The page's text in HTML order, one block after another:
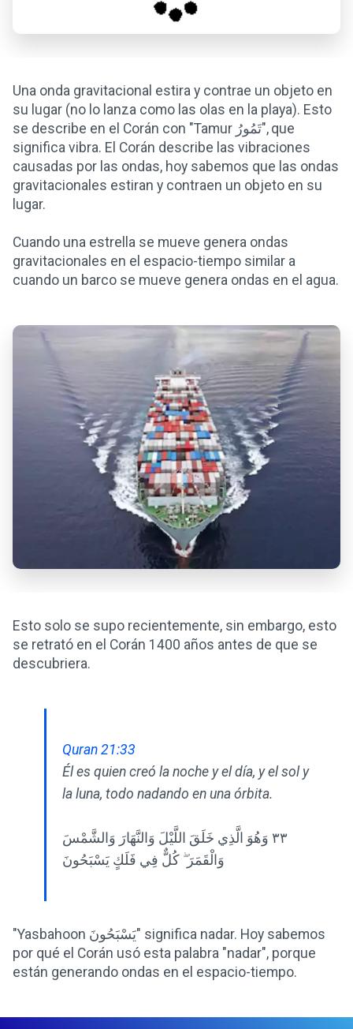
Una onda gravitacional estira y contrae un objeto en
su lugar (no lo lanza como las olas en la playa). Esto
se describe en el Corán con "Tamur تَمُورُ", que
significa vibra. El Corán describe las vibraciones
causadas por las ondas, hoy sabemos que las ondas
gravitacionales estiran y contraen un objeto en su
lugar.
Cuando una estrella se mueve genera ondas
gravitacionales en el espacio-tiempo similar a
cuando un barco se mueve genera ondas en el agua.
Esto solo se supo recientemente, sin embargo, esto
se retrató en el Corán 1400 años antes de que se
descubriera.
Quran 21:33
Él es quien creó la noche y el día, y el sol y
la luna, todo nadando en una órbita.
٣٣ وَهُوَ الَّذِي خَلَقَ اللَّيْلَ وَالنَّهَارَ وَالشَّمْسَ
وَالْقَمَرَ ۖ كُلٌّ فِي فَلَكٍ يَسْبَحُونَ
"Yasbahoon يَسْبَحُونَ" significa nadar. Hoy sabemos
por qué el Corán usó esta palabra "nadar", porque
están generando ondas en el espacio-tiempo.